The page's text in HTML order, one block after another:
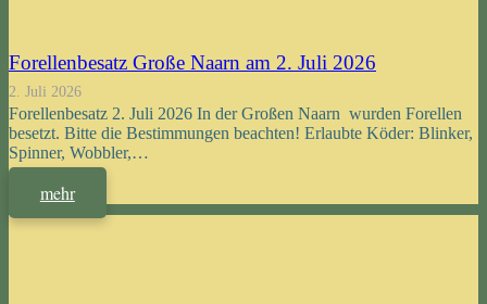
Forellenbesatz Große Naarn am 2. Juli 2026
2. Juli 2026
Forellenbesatz 2. Juli 2026 In der Großen Naarn wurden Forellen
besetzt. Bitte die Bestimmungen beachten! Erlaubte Köder: Blinker,
Spinner, Wobbler,…
mehr